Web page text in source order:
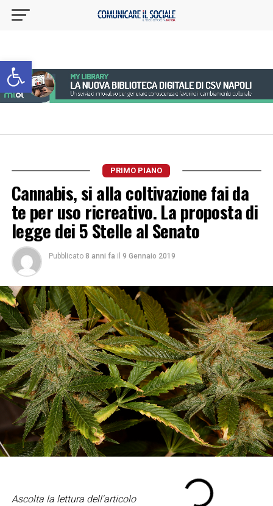
Apri la barra degli strumenti
PRIMO PIANO
Cannabis, si alla coltivazione fai da
te per uso ricreativo. La proposta di
legge dei 5 Stelle al Senato
Pubblicato 8 anni fa il 9 Gennaio 2019
Ascolta la lettura dell'articolo